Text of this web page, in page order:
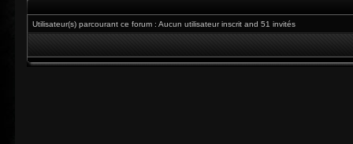
Utilisateur(s) parcourant ce forum : Aucun utilisateur inscrit and 51 invités